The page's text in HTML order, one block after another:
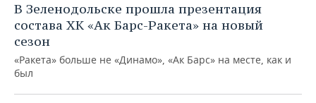
В Зеленодольске прошла презентация
состава ХК «Ак Барс-Ракета» на новый
сезон
«Ракета» больше не «Динамо», «Ак Барс» на месте, как и
был